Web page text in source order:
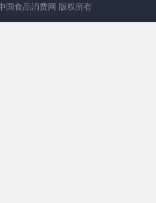
食品消费网 版权所有